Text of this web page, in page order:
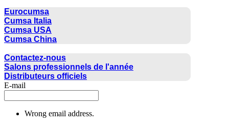
Eurocumsa
Cumsa Italia
Cumsa USA
Cumsa China
Contactez-nous
Salons professionnels de l'année
Distributeurs officiels
E-mail
Wrong email address.